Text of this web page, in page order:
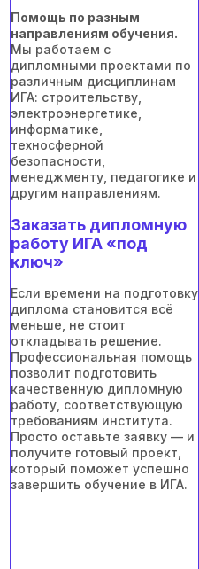
Помощь по разным
направлениям обучения.
Мы работаем с
дипломными проектами по
различным дисциплинам
ИГА: строительству,
электроэнергетике,
информатике,
техносферной
безопасности,
менеджменту, педагогике и
другим направлениям.
Заказать дипломную
работу ИГА «под
ключ»
Если времени на подготовку
диплома становится всё
меньше, не стоит
откладывать решение.
Профессиональная помощь
позволит подготовить
качественную дипломную
работу, соответствующую
требованиям института.
Просто оставьте заявку — и
получите готовый проект,
который поможет успешно
завершить обучение в ИГА.